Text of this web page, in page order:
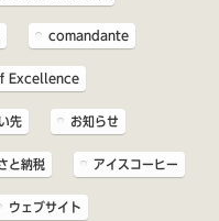
comandante
Excellence
先 お知らせ
と納税 アイスコーヒー
ウェブサイト